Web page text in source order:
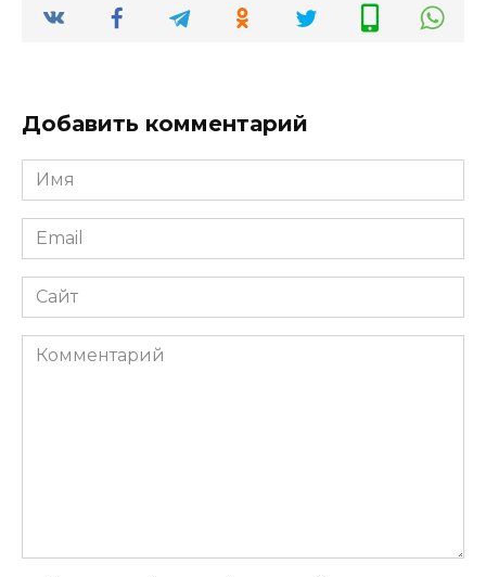
Добавить комментарий
Имя
*
Email
*
Сайт
Комментарий